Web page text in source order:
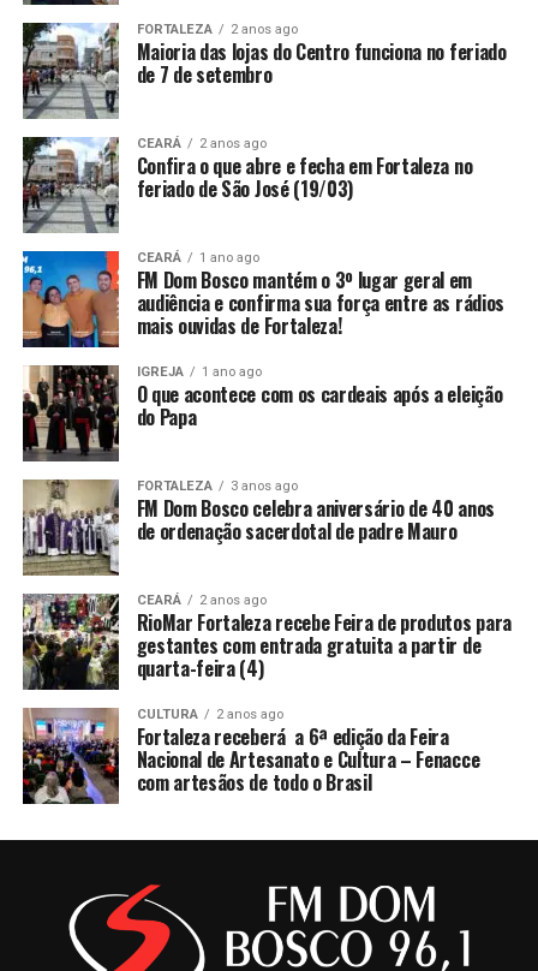
FORTALEZA 2 anos ago
Maioria das lojas do Centro funciona no feriado
de 7 de setembro
CEARÁ 2 anos ago
Confira o que abre e fecha em Fortaleza no
feriado de São José (19/03)
CEARÁ 1 ano ago
FM Dom Bosco mantém o 3º lugar geral em
audiência e confirma sua força entre as rádios
mais ouvidas de Fortaleza!
IGREJA 1 ano ago
O que acontece com os cardeais após a eleição
do Papa
FORTALEZA 3 anos ago
FM Dom Bosco celebra aniversário de 40 anos
de ordenação sacerdotal de padre Mauro
CEARÁ 2 anos ago
RioMar Fortaleza recebe Feira de produtos para
gestantes com entrada gratuita a partir de
quarta-feira (4)
CULTURA 2 anos ago
Fortaleza receberá a 6ª edição da Feira
Nacional de Artesanato e Cultura – Fenacce
com artesãos de todo o Brasil